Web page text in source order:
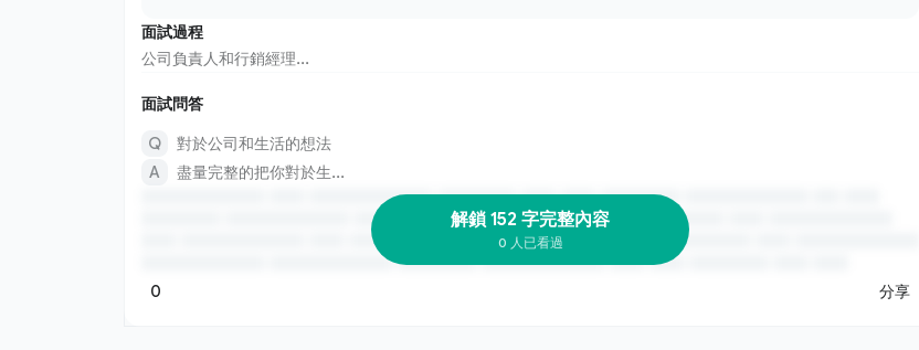
面試過程
公司負責人和行銷經理...
面試問答
對於公司和生活的想法
盡量完整的把你對於生...
解鎖 152 字完整內容
0 人已看過
0 分享